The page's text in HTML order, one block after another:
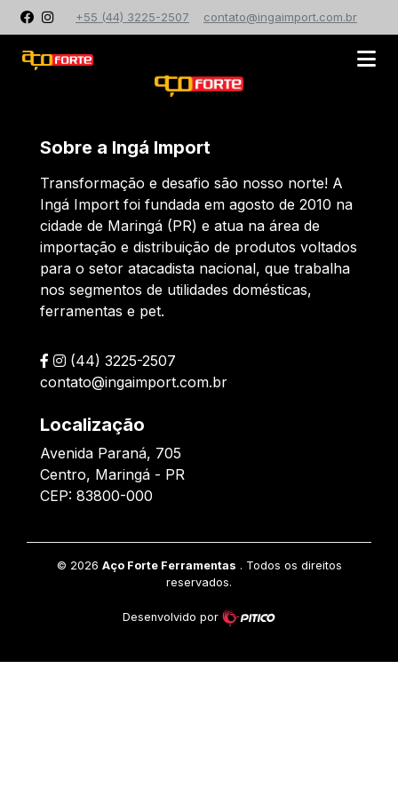
+55 (44) 3225-2507 contato@ingaimport.com.br
Sobre a Ingá Import
Transformação e desafio são nosso norte! A
Ingá Import foi fundada em agosto de 2010 na
cidade de Maringá (PR) e atua na área de
importação e distribuição de produtos voltados
para o setor atacadista nacional, que trabalha
nos segmentos de utilidades domésticas,
ferramentas e pet.
(44) 3225-2507
contato@ingaimport.com.br
Localização
Avenida Paraná, 705
Centro, Maringá - PR
CEP: 83800-000
© 2026 Aço Forte Ferramentas . Todos os direitos
reservados.
Desenvolvido por